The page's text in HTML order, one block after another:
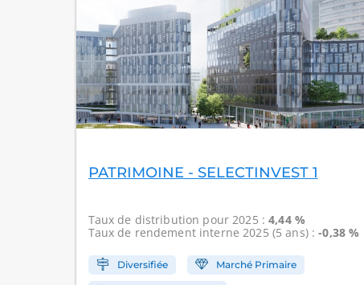
PATRIMOINE - SELECTINVEST 1
Taux de distribution pour 2025 :4,44 %
Taux de rendement interne2025 (5 ans) :-0,38 %
Diversifiée Marché Primaire